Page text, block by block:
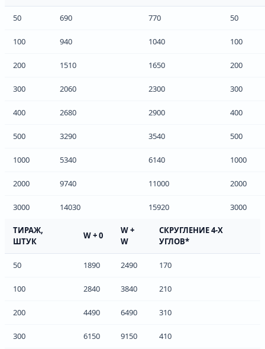
50 690 770 50
100 940 1040 100
200 1510 1650 200
300 2060 2300 300
400 2680 2900 400
500 3290 3540 500
1000 5340 6140 1000
2000 9740 11000 2000
3000 14030 15920 3000
ТИРАЖ,
ШТУК
W + 0
W +
W
СКРУГЛЕНИЕ 4-Х
УГЛОВ*
50 1890 2490 170
100 2840 3840 210
200 4490 6490 310
300 6150 9150 410